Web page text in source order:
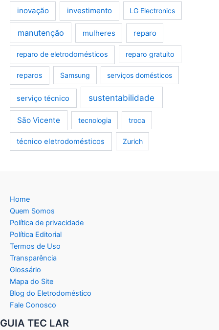
inovação investimento LG Electronics
manutenção mulheres reparo
reparo de eletrodomésticos reparo gratuito
reparos Samsung serviços domésticos
serviço técnico sustentabilidade
São Vicente tecnologia troca
técnico eletrodomésticos Zurich
Home
Quem Somos
Política de privacidade
Política Editorial
Termos de Uso
Transparência
Glossário
Mapa do Site
Blog do Eletrodoméstico
Fale Conosco
GUIA TEC LAR